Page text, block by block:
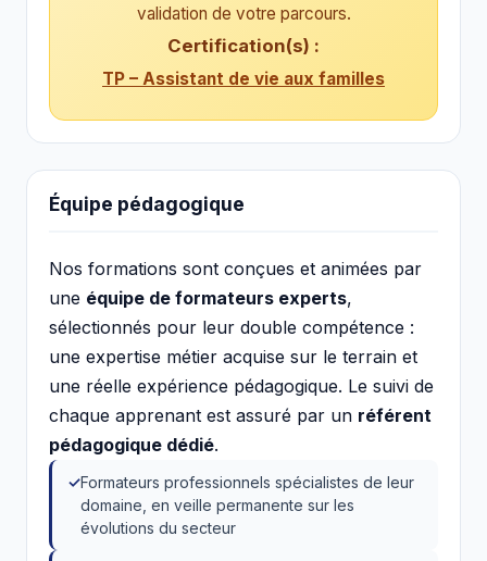
validation de votre parcours.
Certification(s) :
TP – Assistant de vie aux familles
Équipe pédagogique
Nos formations sont conçues et animées par
une équipe de formateurs experts,
sélectionnés pour leur double compétence :
une expertise métier acquise sur le terrain et
une réelle expérience pédagogique. Le suivi de
chaque apprenant est assuré par un référent
pédagogique dédié.
Formateurs professionnels spécialistes de leur
domaine, en veille permanente sur les
évolutions du secteur